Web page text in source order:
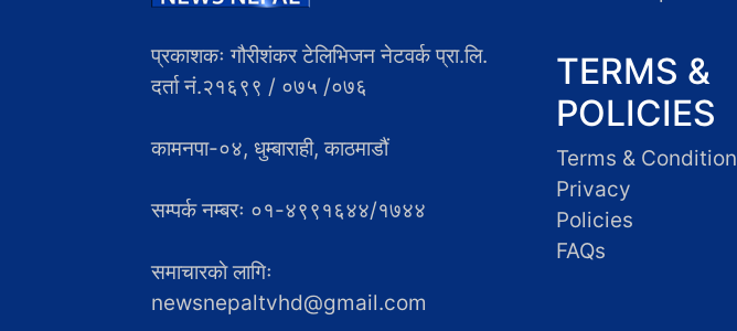
प्रकाशकः गौरीशंकर टेलिभिजन नेटवर्क प्रा.लि.
दर्ता नं.२१६९९ / ०७५ /०७६
कामनपा-०४, धुम्बाराही, काठमाडौं
सम्पर्क नम्बरः ०१-४९९१६४४/१७४४
समाचारकाे लागिः
newsnepaltvhd@gmail.com
TERMS &
POLICIES
Terms & Condition
Privacy
Policies
FAQs